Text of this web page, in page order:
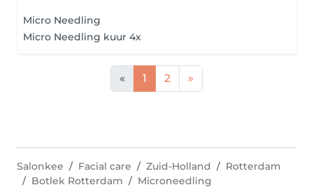
Micro Needling
Micro Needling kuur 4x
« 1 2 »
Salonkee Facial care Zuid-Holland
Rotterdam
Botlek Rotterdam
Microneedling